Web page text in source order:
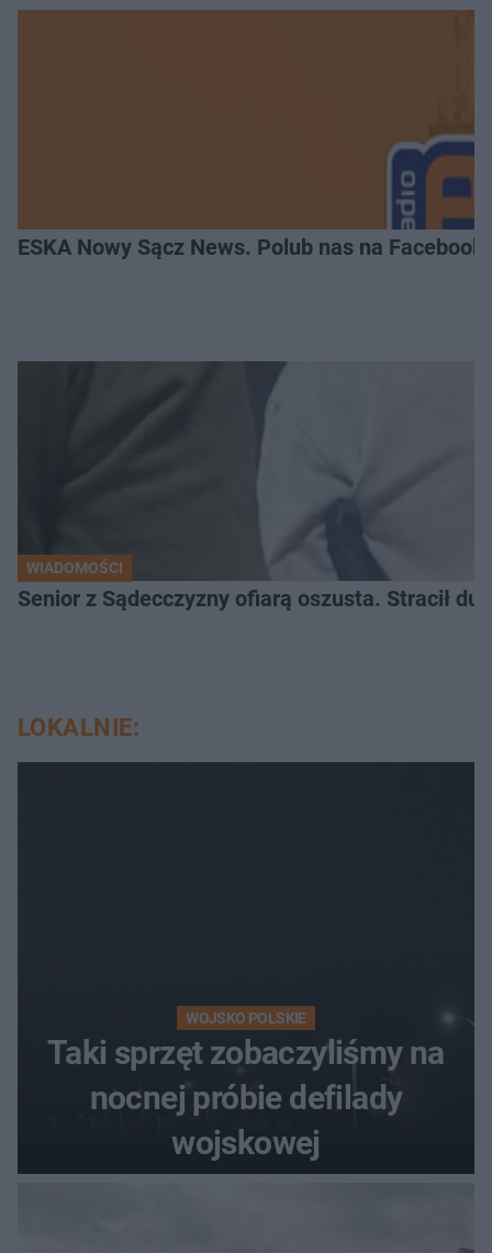
ESKA Nowy Sącz News. Polub nas na
WIADOMOŚCI
Senior z Sądecczyzny ofiarą oszusta. Stracił
LOKALNIE:
WOJSKO POLSKIE
Taki sprzęt zobaczyliśmy na
nocnej próbie defilady
wojskowej